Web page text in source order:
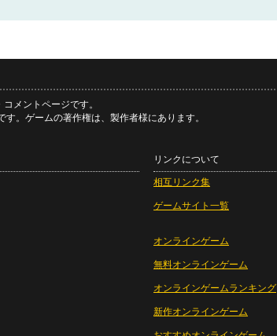
コメントページです。
。ゲームの著作権は、製作者様にあります。
リンクについて
相互リンク集
ゲームサイト一覧
オンラインゲーム
無料オンラインゲーム
オンラインゲームランキング
新作オンラインゲーム